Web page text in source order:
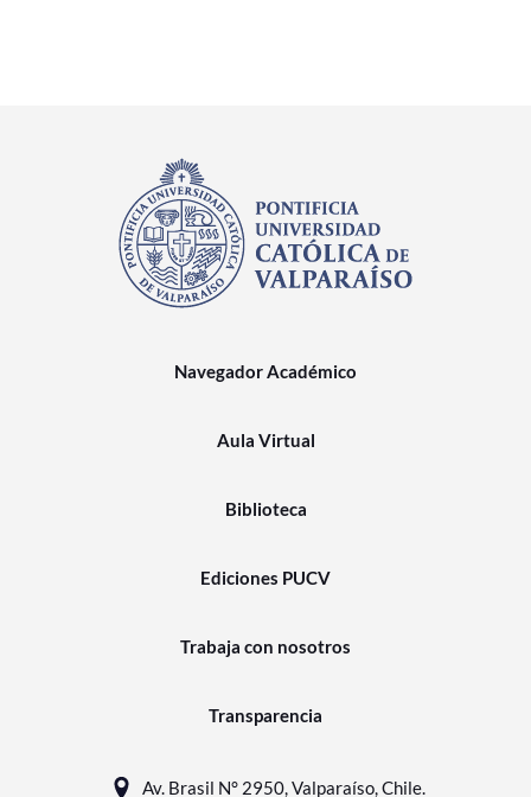
Navegador Académico
Aula Virtual
Biblioteca
Ediciones PUCV
Trabaja con nosotros
Transparencia
Av. Brasil N° 2950, Valparaíso, Chile.